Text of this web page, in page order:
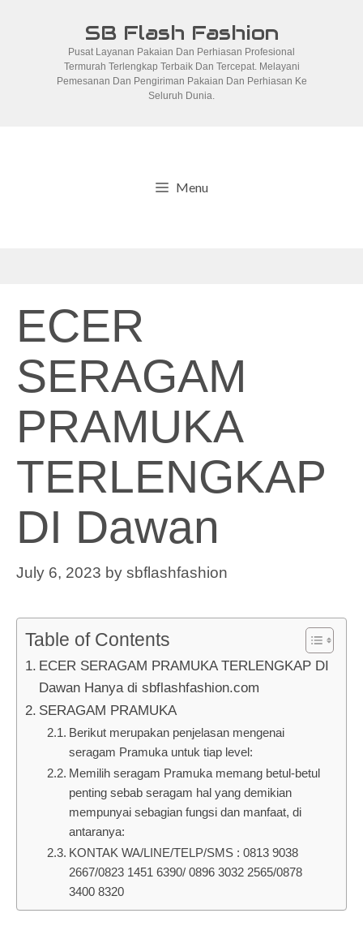
SB Flash Fashion
Pusat Layanan Pakaian Dan Perhiasan Profesional
Termurah Terlengkap Terbaik Dan Tercepat. Melayani
Pemesanan Dan Pengiriman Pakaian Dan Perhiasan Ke
Seluruh Dunia.
Menu
ECER
SERAGAM
PRAMUKA
TERLENGKAP
DI Dawan
July 6, 2023 by sbflashfashion
Table of Contents
ECER SERAGAM PRAMUKA TERLENGKAP DI
Dawan Hanya di sbflashfashion.com
SERAGAM PRAMUKA
Berikut merupakan penjelasan mengenai
seragam Pramuka untuk tiap level:
Memilih seragam Pramuka memang betul-betul
penting sebab seragam hal yang demikian
mempunyai sebagian fungsi dan manfaat, di
antaranya:
KONTAK WA/LINE/TELP/SMS : 0813 9038
2667/0823 1451 6390/ 0896 3032 2565/0878
3400 8320